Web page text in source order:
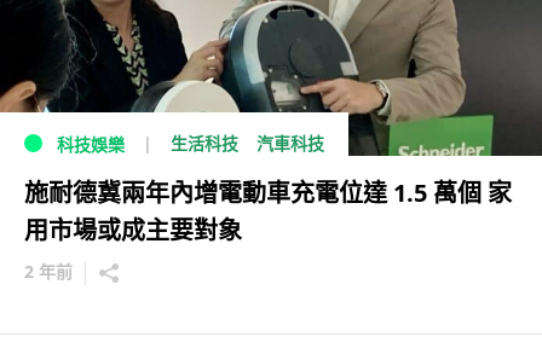
科技娛樂 生活科技 汽車科技
施耐德冀兩年內增電動車充電位達 1.5 萬個 家
用市場或成主要對象
2 年前